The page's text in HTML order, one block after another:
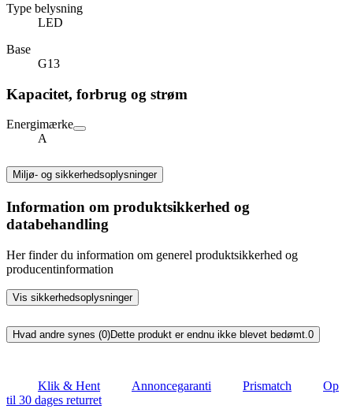
Type belysning
LED
Base
G13
Kapacitet, forbrug og strøm
Energimærke
A
Miljø- og sikkerhedsoplysninger
Information om produktsikkerhed og
databehandling
Her finder du information om generel produktsikkerhed og
producentinformation
Vis sikkerhedsoplysninger
Hvad andre synes (0)Dette produkt er endnu ikke blevet bedømt. 0
Klik & Hent Annoncegaranti Prismatch
Op
til 30 dages returret